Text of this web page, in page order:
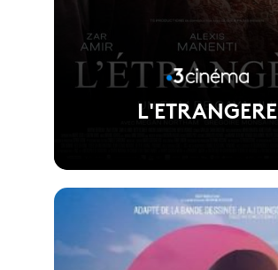
L'ETRANGERE
Voir la fiche du film